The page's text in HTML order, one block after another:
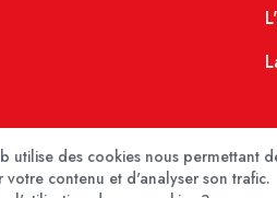
utilise des cookies nous permettant
votre contenu et d'analyser son trafic.